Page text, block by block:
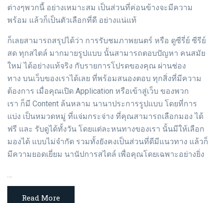
ต่างๆพวกนี้ อย่างเหมาะสม เป็นส่วนที่ค่อนข้างจะมีความ
พร้อม แล้วก็เป็นตัวเลือกที่ดี อย่างแน่แท้
ก็เลยสามารถสรุปได้ว่า การรับชมภาพยนตร์ หรือ ดูซีรี่ย์ ซีรีย์
สด ทุกสไตล์ มากมายรูปแบบ นั้นสามารถตอบปัญหา คนสมัย
ใหม่ ได้อย่างแท้จริง กับรายการโปรดของคุณ ผ่านช่อง
ทาง บนเว็บของเราได้เลย ที่พร้อมสนองตอบ ทุกสิ่งที่มีความ
ต้องการ เมื่อคุณเปิด Application หรือเข้าสู่เว็บ ของพวก
เรา ก็มี Content ล้นหลาม นานาประการรูปแบบ โดยที่การ
แบ่ง เป็นหมวดหมู่ ที่แจ่มกระจ่าง ที่คุณสามารถเลือกมอง ได้
ฟรี และ รับดูได้ทั้งวัน โดยแต่ละหนทางของเรา นั้นมีให้เลือก
มองได้ แบบไม่จำกัด รวมทั้งยังคงเป็นส่วนที่ดีมีแนวทาง แล้วก็
มีความยอดเยี่ยม นานัปการสไตล์ เพื่อคุณโดยเฉพาะอย่างยิ่ง
…
Read More